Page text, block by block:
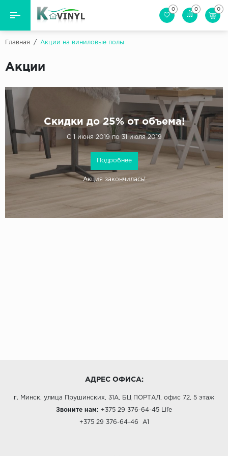
Назад
Виниловая пол (плитка)
FineFlex Wood
IVC
Tarkett (Таркетт)
Vinylov
Виниловый ламинат
Кварцвиниловая плитка
SPC ламинат
Виниловая пробка
Сопутствующие товары
0 0 0
Главная / Акции на виниловые полы
Акции
Скидки до 25% от объема!
С 1 июня 2019 по 31 июля 2019
Подробнее
Акция закончилась!
АДРЕС ОФИСА:
г. Минск, улица Прушинских, 31А, БЦ ПОРТАЛ, офис 72, 5 этаж
Звоните нам: +375 29 376-64-45 Life
+375 29 376-64-46 A1